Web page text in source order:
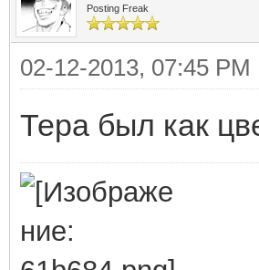
Posting Freak
02-12-2013, 07:45 PM
Тера был как